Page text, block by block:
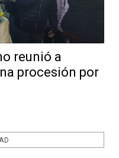
reunió a
procesión por